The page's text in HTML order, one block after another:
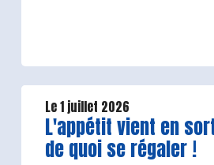
transparence vis-à-vis de
parties prenantes
magasins...) et de nos
condensé des avancées
Biocoop dans l’objectif de
et désirable une bio
Le 1 juillet 2026
Lire la suite de
L'appétit vient en
de quoi se régaler !